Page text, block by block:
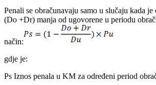
Penali se obračunavaju samo u slučaju kada je
(Do +Dr) manja od ugovorene u periodu
način:
gdje je:
Ps Iznos penala u KM za određeni period